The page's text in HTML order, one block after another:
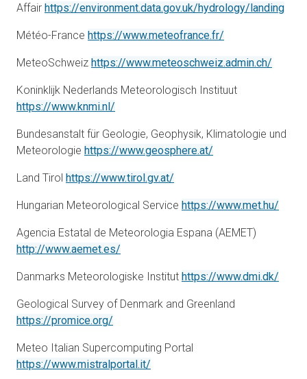
Affair https://environment.data.gov.uk/hydrology/landing
Météo-France https://www.meteofrance.fr/
MeteoSchweiz https://www.meteoschweiz.admin.ch/
Koninklijk Nederlands Meteorologisch Instituut
https://www.knmi.nl/
Bundesanstalt für Geologie, Geophysik, Klimatologie und
Meteorologie https://www.geosphere.at/
Land Tirol https://www.tirol.gv.at/
Hungarian Meteorological Service https://www.met.hu/
Agencia Estatal de Meteorologia Espana (AEMET)
http://www.aemet.es/
Danmarks Meteorologiske Institut https://www.dmi.dk/
Geological Survey of Denmark and Greenland
https://promice.org/
Meteo Italian Supercomputing Portal
https://www.mistralportal.it/